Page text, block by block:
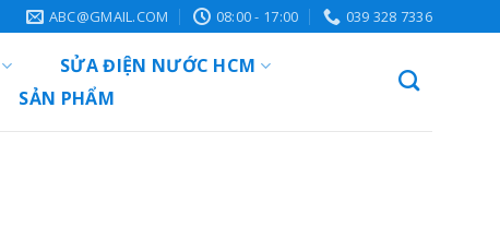
ABC@GMAIL.COM 08:00 - 17:00 039 328 7336
SỬA ĐIỆN NƯỚC HCM
SẢN PHẨM